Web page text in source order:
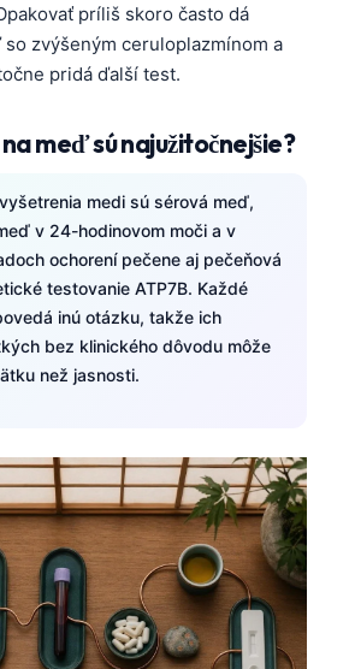
príliš skoro často dá
zvýšeným ceruloplazmínom a
pridá ďalší test.
meď sú najužitočnejšie?
medi sú sérová meď,
v 24-hodinovom moči a v
ochorení pečene aj pečeňová
testovanie ATP7B. Každé
inú otázku, takže ich
bez klinického dôvodu môže
než jasnosti.
dili